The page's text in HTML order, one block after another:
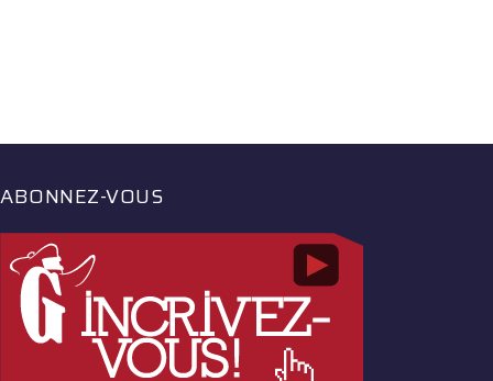
ABONNEZ-VOUS